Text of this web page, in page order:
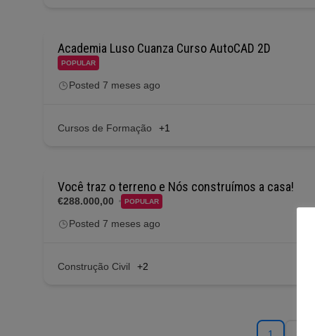
Academia Luso Cuanza Curso AutoCAD 2D
POPULAR
Posted 7 meses ago
Cursos de Formação +1
Você traz o terreno e Nós construímos a casa!
€288.000,00 POPULAR
Posted 7 meses ago
Construção Civil +2